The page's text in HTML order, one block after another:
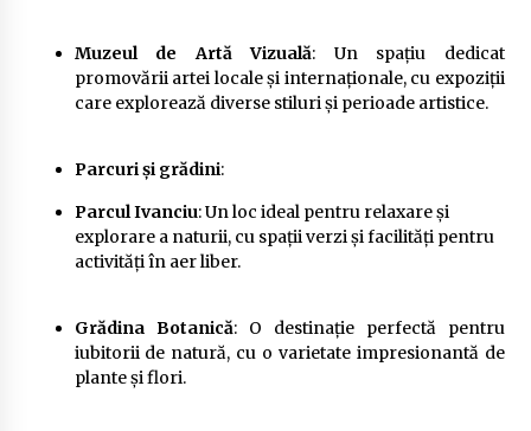
Muzeul de Artă Vizuală: Un spațiu dedicat
promovării artei locale și internaționale, cu expoziții
care explorează diverse stiluri și perioade artistice.
Parcuri și grădini:
Parcul Ivanciu: Un loc ideal pentru relaxare și
explorare a naturii, cu spații verzi și facilități pentru
activități în aer liber.
Grădina Botanică: O destinație perfectă pentru
iubitorii de natură, cu o varietate impresionantă de
plante și flori.